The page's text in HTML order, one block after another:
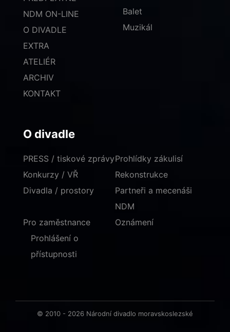
NDM ON-LINE
O DIVADLE
EXTRA
ATELIÉR
ARCHIV
KONTAKT
Balet
Muzikál
O divadle
PRESS / tiskové zprávy
Konkurzy / VŘ
Divadla / prostory
Prohlídky zákulisí
Rekonstrukce
Partneři a mecenáši
NDM
Pro zaměstnance
Oznámení
Prohlášení o
přístupnosti
© 2010 - 2026 Národní divadlo moravskoslezské